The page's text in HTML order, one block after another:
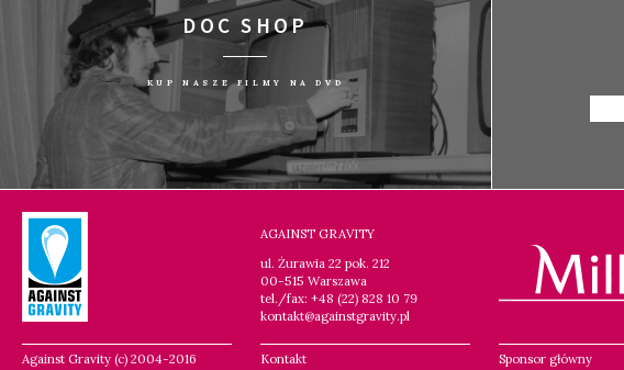
DOC SHOP
KUP NASZE FILMY NA DVD
Against Gravity (c) 2004-2016
AGAINST GRAVITY
ul. Żurawia 22 pok. 212
00-515 Warszawa
tel./fax: +48 (22) 828 10 79
kontakt@againstgravity.pl
Kontakt Sponsor główny